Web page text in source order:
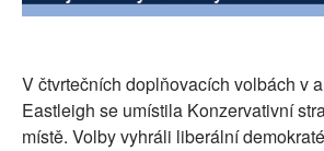
RUBRIKY
PLNÁ VERZE STRÁNEK
V čtvrtečních doplňovacích volbách v
Eastleigh se umístila Konzervativní
místě. Volby vyhráli liberální